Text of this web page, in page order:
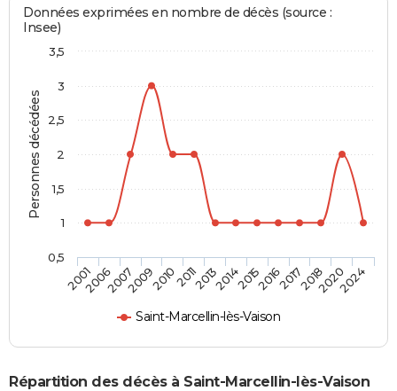
Personnes décédées
Données exprimées en nombre de décès (source :
Insee)
Saint-Marcellin-lès-Vaison
20012006200720092010201120132014201520162017201820202024
0,5
1
1,5
2
2,5
3
3,5
Répartition des décès à Saint-Marcellin-lès-Vaison